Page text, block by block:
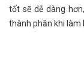
tốt sẽ dễ dàng
thành phần khi làm